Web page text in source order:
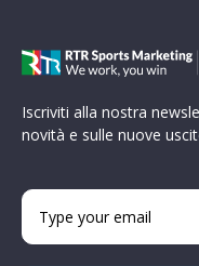
Iscriviti alla nostra
novità e sulle nuove